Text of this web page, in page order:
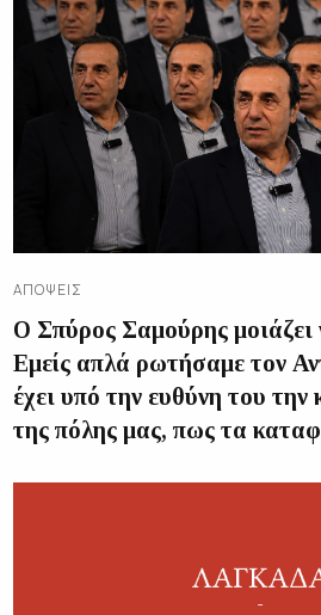
ΑΠΌΨΕΙΣ
Ο Σπύρος Σαμούρης μοιάζει
Εμείς απλά ρωτήσαμε τον
έχει υπό την ευθύνη του την
της πόλης μας, πως τα